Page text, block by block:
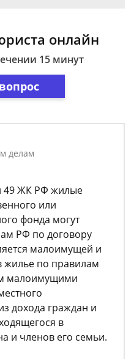
онлайн
15 минут
делам
49 ЖК РФ жилые
или
фонда могут
РФ по договору
малоимущей и
по правилам
малоимущими
дохода граждан и
в
и членов его семьи.